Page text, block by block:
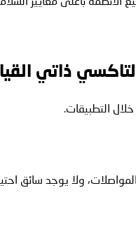
ذاتي
التطبيقات.
ولا يوجد سائق